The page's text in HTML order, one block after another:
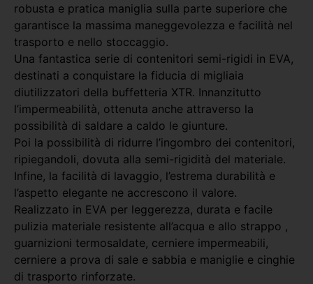
robusta e pratica maniglia sulla parte superiore che
garantisce la massima maneggevolezza e facilità nel
trasporto e nello stoccaggio.
Una fantastica serie di contenitori semi-rigidi in EVA,
destinati a conquistare la fiducia di migliaia
diutilizzatori della buffetteria XTR. Innanzitutto
l’impermeabilità, ottenuta anche attraverso la
possibilità di saldare a caldo le giunture.
Poi la possibilità di ridurre l’ingombro dei contenitori,
ripiegandoli, dovuta alla semi-rigidità del materiale.
Infine, la facilità di lavaggio, l’estrema durabilità e
l’aspetto elegante ne accrescono il valore.
Realizzato in EVA per leggerezza, durata e facile
pulizia materiale resistente all’acqua e allo strappo ,
guarnizioni termosaldate, cerniere impermeabili,
cerniere a prova di sale e sabbia e maniglie e cinghie
di trasporto rinforzate.